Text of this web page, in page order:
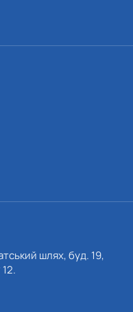
шлях, буд. 19,